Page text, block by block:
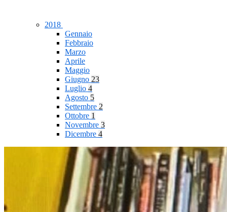
2018
Gennaio
Febbraio
Marzo
Aprile
Maggio
Giugno 23
Luglio 4
Agosto 5
Settembre 2
Ottobre 1
Novembre 3
Dicembre 4